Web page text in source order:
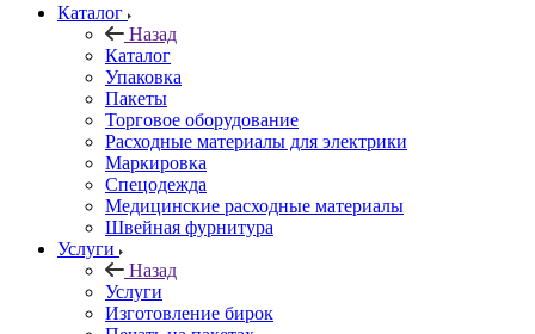
Каталог
Назад
Каталог
Упаковка
Пакеты
Торговое оборудование
Расходные материалы для электрики
Маркировка
Спецодежда
Медицинские расходные материалы
Швейная фурнитура
Услуги
Назад
Услуги
Изготовление бирок